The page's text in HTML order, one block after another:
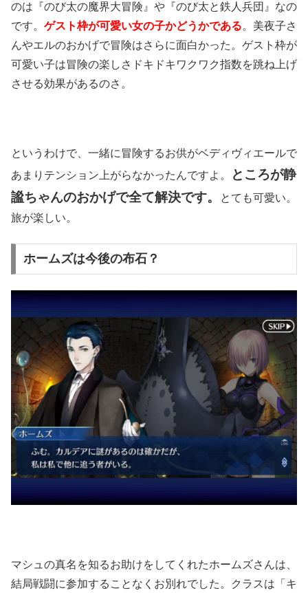
のは『のび太の魔界大冒険』や『のび太と鉄人兵団』なの
です。 ゲスト枠が可愛い女の子かどうかである。美夜子さ
んやエルのおかげで冒険はさらに面白かった。ゲスト枠が
可愛い子は冒険の楽しさドキドキワクワク指数を跳ね上げ
させる効果があるのさ。
というわけで、一緒に冒険するお供がベディヴィエールで
あまりテンション上がらなかったんですよ。
ところが静
謐ちゃんのおかげで全て解決です。
とても可愛い。
旅が楽しい。
ホームズは今後の布石？
マシュの真名を知るお助けをしてくれたホームズさんは、
結局戦闘に参加することなくお別れでした。クラスは「キ